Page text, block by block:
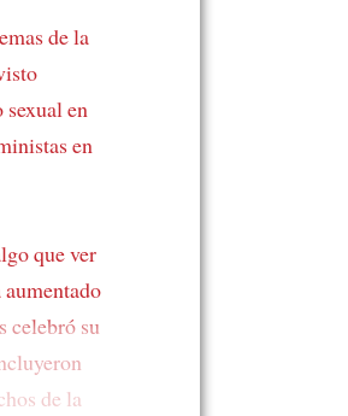
de la
sexual en
en
que ver
celebró su
de la